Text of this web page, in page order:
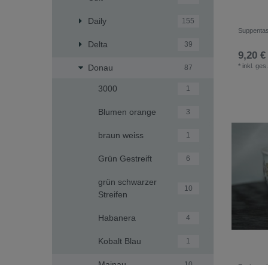
Daily 155
Delta 39
Donau 87
3000 1
Blumen orange 3
braun weiss 1
Grün Gestreift 6
grün schwarzer
Streifen
10
Habanera 4
Kobalt Blau 1
9,20 €
* inkl.